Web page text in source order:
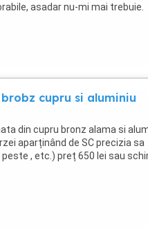
asadar nu-mi mai trebuie.
cupru si aluminiu
din cupru bronz alama si
aparținând de SC precizia sa
, etc.) preț 650 lei sau